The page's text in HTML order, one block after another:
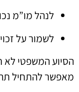
לנהל מו”מ
לשמור על
הסיוע המשפטי לא
מאפשר להתחיל